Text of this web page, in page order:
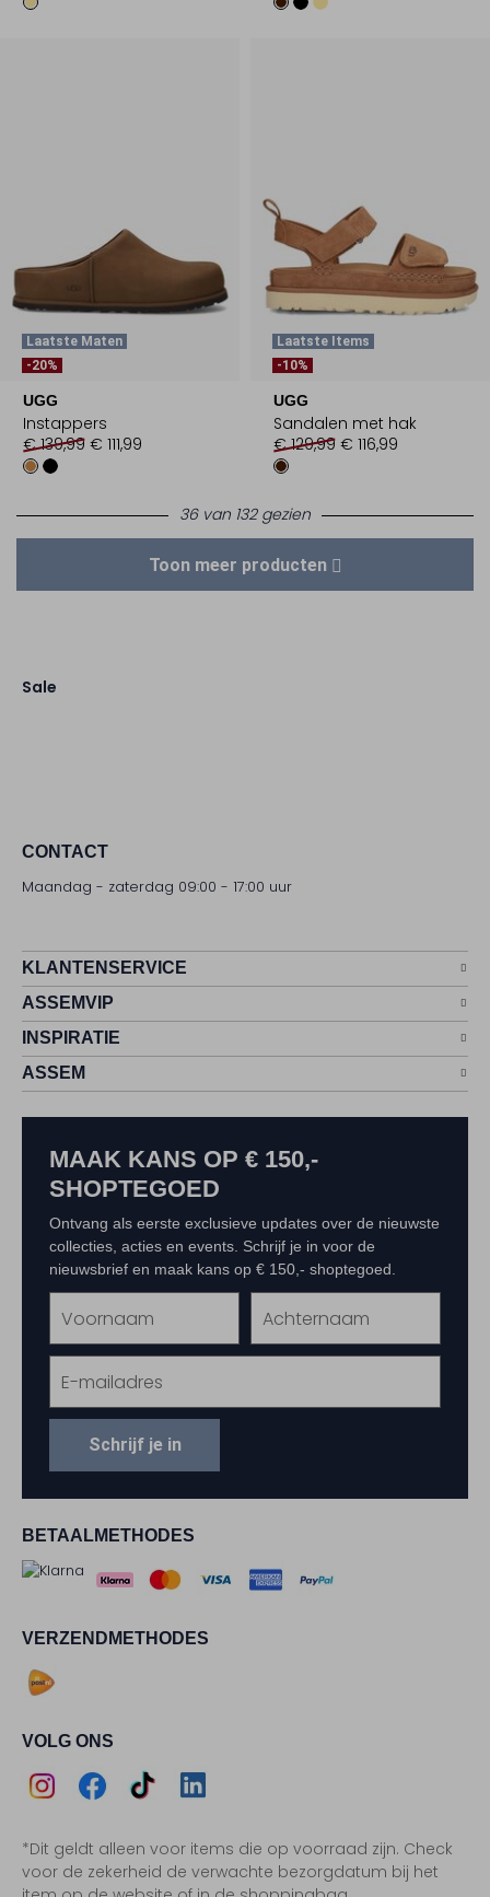
Laatste Maten
-20%
UGG
Instappers
€ 139,99 € 111,99
Laatste Items
-10%
UGG
Sandalen met hak
€ 129,99 € 116,99
36 van 132 gezien
Toon meer producten
Sale
CONTACT
Maandag - zaterdag 09:00 - 17:00 uur
KLANTENSERVICE
ASSEMVIP
INSPIRATIE
ASSEM
BETAALMETHODES
VERZENDMETHODES
VOLG ONS
Instagram
Facebook
TikTokLinkedIn
*Dit geldt alleen voor items die op voorraad zijn. Check
voor de zekerheid de verwachte bezorgdatum bij het
MAAK KANS OP € 150,-
SHOPTEGOED
Ontvang als eerste exclusieve updates over de nieuwste
collecties, acties en events. Schrijf je in voor de
nieuwsbrief en maak kans op € 150,- shoptegoed.
Schrijf je in